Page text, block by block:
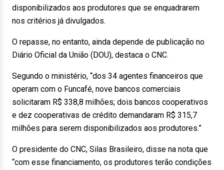
disponibilizados aos produtores que se enquadrarem
nos critérios já divulgados.
O repasse, no entanto, ainda depende de publicação no
Diário Oficial da União (DOU), destaca o CNC.
Segundo o ministério, “dos 34 agentes financeiros que
operam com o Funcafé, nove bancos comerciais
solicitaram R$ 338,8 milhões; dois bancos cooperativos
e dez cooperativas de crédito demandaram R$ 315,7
milhões para serem disponibilizados aos produtores.”
O presidente do CNC, Silas Brasileiro, disse na nota que
“com esse financiamento, os produtores terão condições